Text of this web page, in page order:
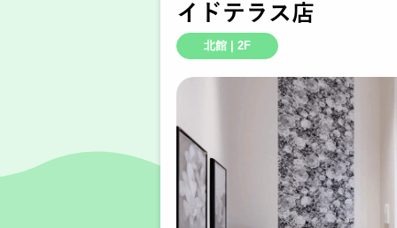
イドテラス店
北館 | 2F